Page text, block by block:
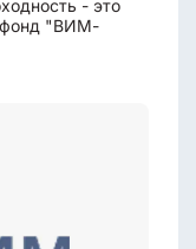
- это
фонд "ВИМ-